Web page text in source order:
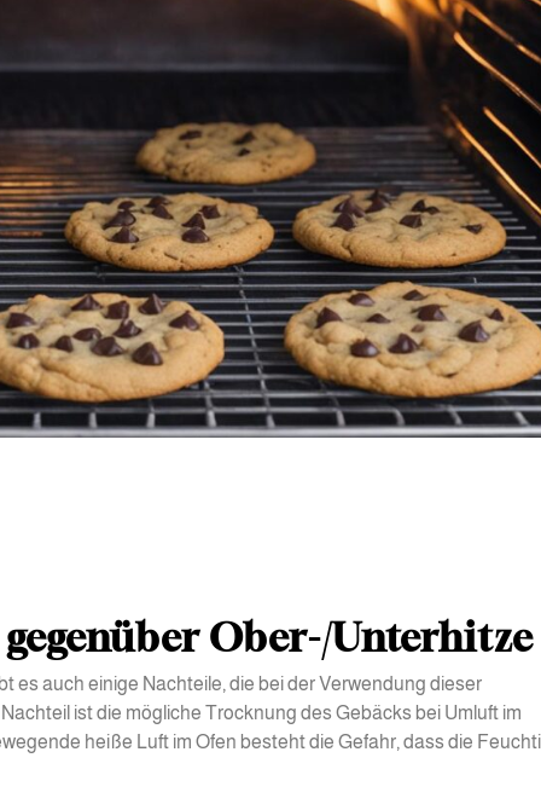
Ober-/Unterhitze
es auch einige Nachteile, die bei der Verwendung dieser
ist die mögliche Trocknung des Gebäcks bei Umluft im
heiße Luft im Ofen besteht die Gefahr, dass die